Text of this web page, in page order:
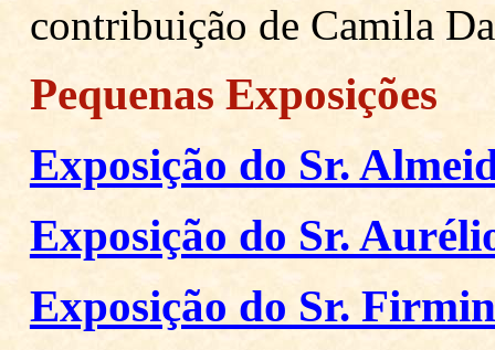
contribuição de Camila
Pequenas Exposições
Exposição do Sr.
Exposição do Sr.
Exposição do Sr.